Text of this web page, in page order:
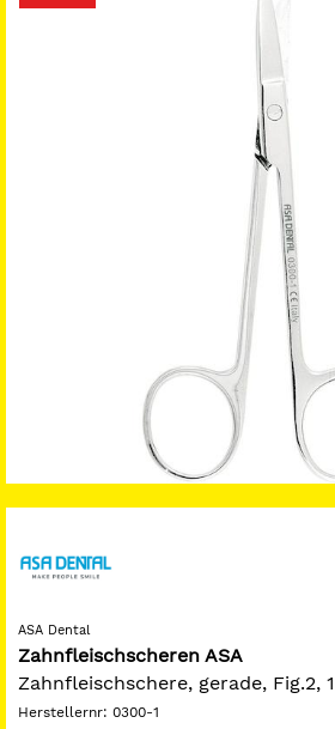
ASA Dental
Zahnfleischscheren ASA
Zahnfleischschere, gerade, Fig.2,
Herstellernr: 0300-1